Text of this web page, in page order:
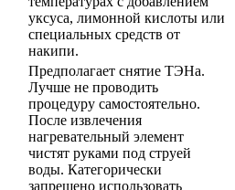
уксуса, лимонной кислоты или
специальных средств от
накипи.
Предполагает снятие ТЭНа.
Лучше не проводить
процедуру самостоятельно.
После извлечения
нагревательный элемент
чистят руками под струей
воды. Категорически
запрещено использовать